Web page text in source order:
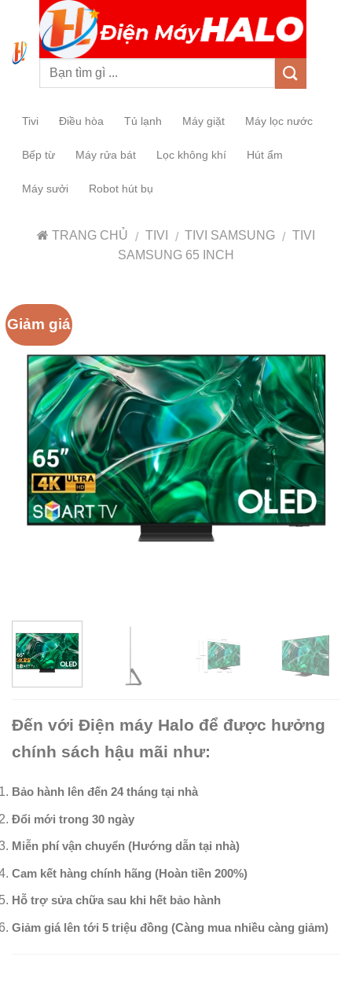
Tivi Điều hòa Tủ lạnh Máy giặt Máy lọc nước
Bếp từ Máy rửa bát Lọc không khí Hút ẩm
Máy sưởi Robot hút bụ
TRANG CHỦ / TIVI / TIVI SAMSUNG / TIVI
SAMSUNG 65 INCH
Giảm giá
Đến với Điện máy Halo để được hưởng
chính sách hậu mãi như:
Bảo hành lên đến 24 tháng tại nhà
Đổi mới trong 30 ngày
Miễn phí vận chuyển (Hướng dẫn tại nhà)
Cam kết hàng chính hãng (Hoàn tiền 200%)
Hỗ trợ sửa chữa sau khi hết bảo hành
Giảm giá lên tới 5 triệu đồng (Càng mua nhiều càng giảm)